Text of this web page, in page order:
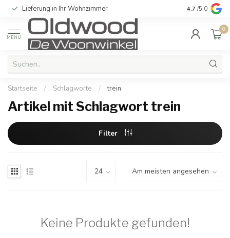
Lieferung in Ihr Wohnzimmer Qualität und
4.7 /5.0
MENU
0
Startseite / Schlagworte / trein
Artikel mit Schlagwort trein
Filter
Keine Produkte gefunden!